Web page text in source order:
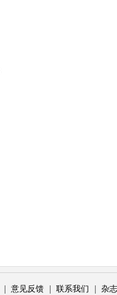
意见反馈 联系我们 杂